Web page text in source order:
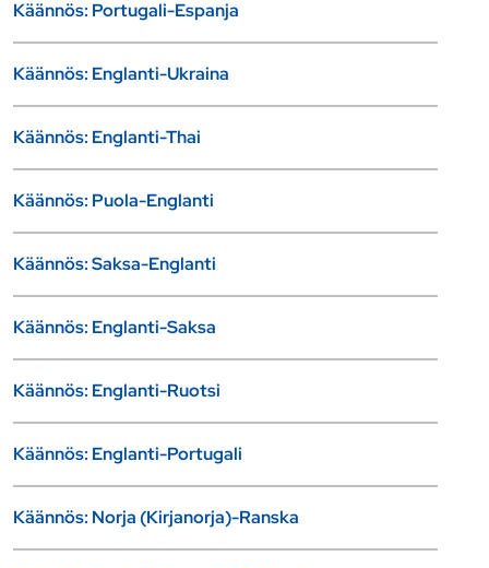
Käännös: Portugali-Espanja
Käännös: Englanti-Ukraina
Käännös: Englanti-Thai
Käännös: Puola-Englanti
Käännös: Saksa-Englanti
Käännös: Englanti-Saksa
Käännös: Englanti-Ruotsi
Käännös: Englanti-Portugali
Käännös: Norja (Kirjanorja)-Ranska